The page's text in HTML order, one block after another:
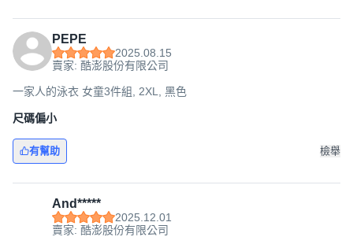
PEPE
2025.08.15
賣家: 酷澎股份有限公司
一家人的泳衣 女童3件組, 2XL, 黑色
尺碼偏小
有幫助 檢舉
And*****
2025.12.01
賣家: 酷澎股份有限公司